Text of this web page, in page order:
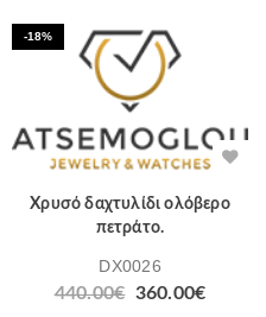
-18%
Χρυσό δαχτυλίδι ολόβερο
πετράτο.
DX0026
440.00€ Original
360.00€